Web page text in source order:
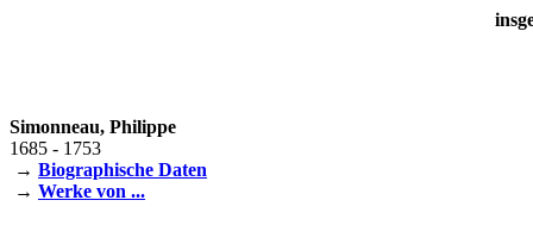
Simonneau, Philippe
1685 - 1753
→ Biographische Daten
→ Werke von ...